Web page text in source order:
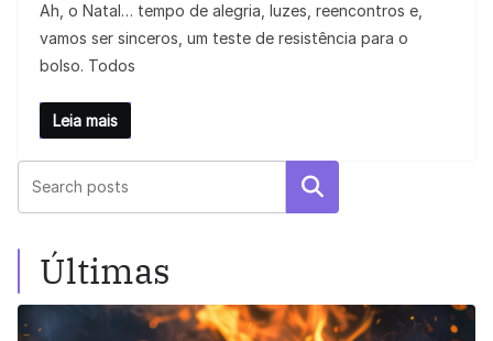
Ah, o Natal… tempo de alegria, luzes, reencontros e,
vamos ser sinceros, um teste de resistência para o
bolso. Todos
Leia mais
Pesquisar
Últimas